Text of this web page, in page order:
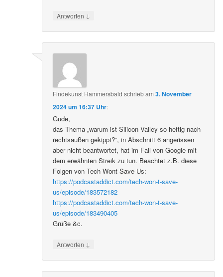
Antworten ↓
Findekunst Hammersbald schriebam3. November
2024 um 16:37 Uhr:
Gude,
das Thema „warum ist Silicon Valley so heftig nach
rechtsaußen gekippt?“, in Abschnitt 6 angerissen
aber nicht beantwortet, hat im Fall von Google mit
dem erwähnten Streik zu tun. Beachtet z.B. diese
Folgen von Tech Wont Save Us:
https://podcastaddict.com/tech-won-t-save-
us/episode/183572182
https://podcastaddict.com/tech-won-t-save-
us/episode/183490405
Grüße &c.
Antworten ↓